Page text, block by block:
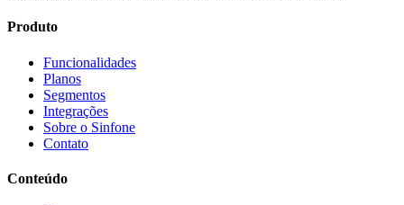
Produto
Funcionalidades
Planos
Segmentos
Integrações
Sobre o Sinfone
Contato
Conteúdo